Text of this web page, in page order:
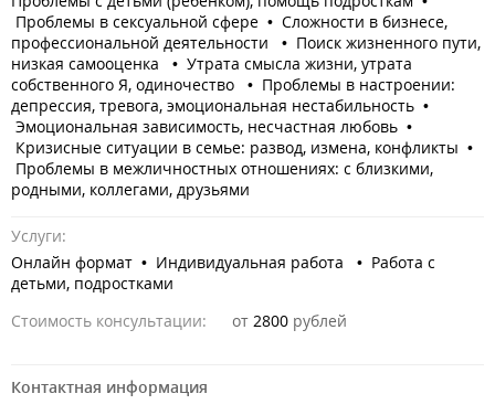
Проблемы в сексуальной сфере • Сложности в бизнесе,
профессиональной деятельности • Поиск жизненного пути,
низкая самооценка • Утрата смысла жизни, утрата
собственного Я, одиночество • Проблемы в настроении:
депрессия, тревога, эмоциональная нестабильность •
Эмоциональная зависимость, несчастная любовь •
Кризисные ситуации в семье: развод, измена, конфликты •
Проблемы в межличностных отношениях: с близкими,
родными, коллегами, друзьями
Услуги:
Онлайн формат • Индивидуальная работа • Работа с
детьми, подростками
Стоимость консультации:
от 2800 рублей
Контактная информация